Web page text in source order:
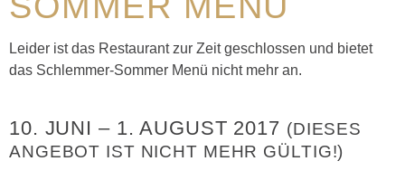
Leider ist das Restaurant zur Zeit geschlossen und bietet
das Schlemmer-Sommer Menü nicht mehr an.
10. JUNI – 1. AUGUST 2017 (DIESES
ANGEBOT IST NICHT MEHR GÜLTIG!)